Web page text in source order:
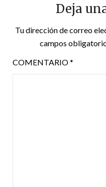
Deja
Tu dirección de correo
campos
COMENTARIO*